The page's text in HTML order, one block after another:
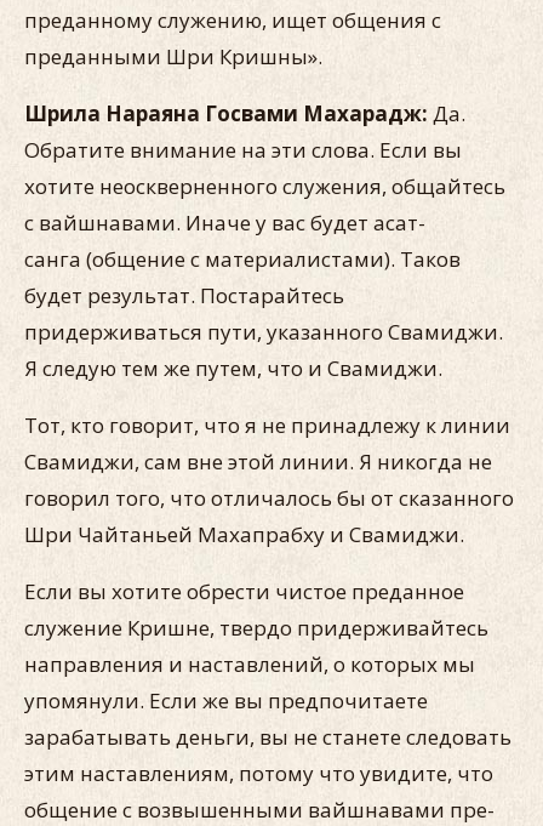
преданному служению, ищет общения с
преданными Шри Кришны».
Шрила Нараяна Госвами Махарадж: Да.
Обратите внимание на эти слова. Если вы
хотите неоскверненного служения, общайтесь
с вайшнавами. Иначе у вас будет асат-
санга (общение с материалиста­ми). Таков
будет результат. Постарайтесь
придерживаться пути, указанного Свамиджи.
Я следую тем же путем, что и Свамиджи.
Тот, кто говорит, что я не принадлежу к линии
Свамиджи, сам вне этой линии. Я никогда не
говорил того, что отличалось бы от сказанного
Шри Чайтаньей Махапрабху и Свамиджи.
Если вы хотите обрести чистое преданное
служение Криш­не, твердо придерживайтесь
направления и наставлений, о ко­торых мы
упомянули. Если же вы предпочитаете
зарабатывать деньги, вы не станете следовать
этим наставлениям, потому что увидите, что
общение с возвышенными вайшнавами пре­